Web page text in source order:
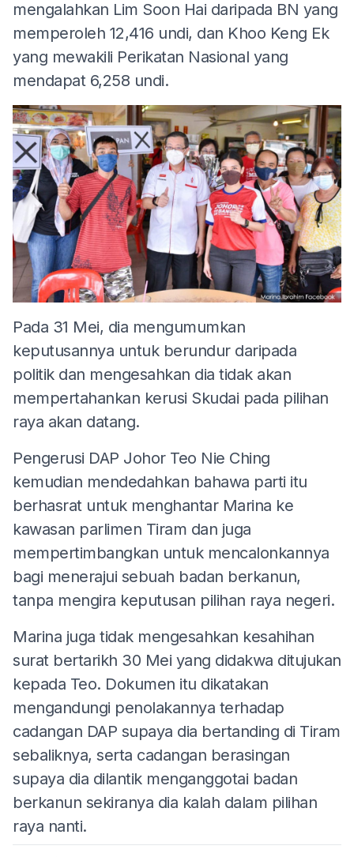
mengalahkan Lim Soon Hai daripada BN yang
memperoleh 12,416 undi, dan Khoo Keng Ek
yang mewakili Perikatan Nasional yang
mendapat 6,258 undi.
Pada 31 Mei, dia mengumumkan
keputusannya untuk berundur daripada
politik dan mengesahkan dia tidak akan
mempertahankan kerusi Skudai pada pilihan
raya akan datang.
Pengerusi DAP Johor Teo Nie Ching
kemudian mendedahkan bahawa parti itu
berhasrat untuk menghantar Marina ke
kawasan parlimen Tiram dan juga
mempertimbangkan untuk mencalonkannya
bagi menerajui sebuah badan berkanun,
tanpa mengira keputusan pilihan raya negeri.
Marina juga tidak mengesahkan kesahihan
surat bertarikh 30 Mei yang didakwa ditujukan
kepada Teo. Dokumen itu dikatakan
mengandungi penolakannya terhadap
cadangan DAP supaya dia bertanding di Tiram
sebaliknya, serta cadangan berasingan
supaya dia dilantik menganggotai badan
berkanun sekiranya dia kalah dalam pilihan
raya nanti.